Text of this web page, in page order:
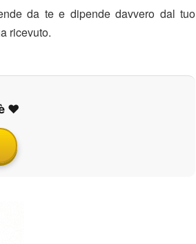
da te e dipende davvero dal tuo
ricevuto.
❤️